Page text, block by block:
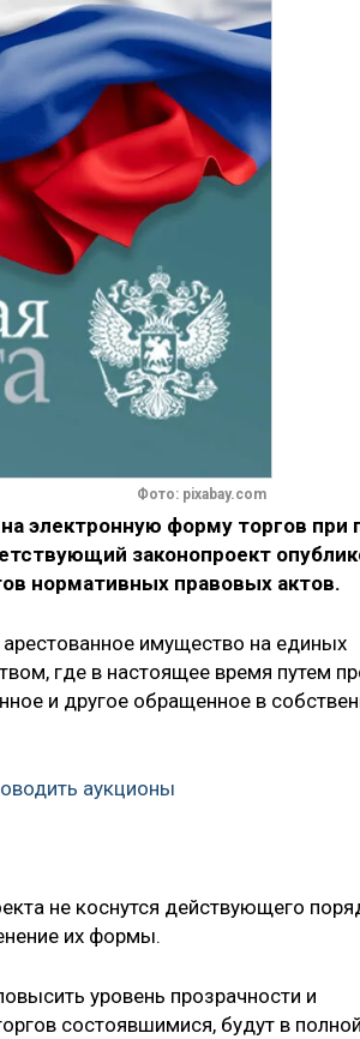
Фото: pixabay.com
электронную форму торгов при
законопроект
нормативных правовых актов.
имущество на единых
где в настоящее время путем
и другое обращенное в
аукционы
не коснутся действующего
их формы.
уровень прозрачности ‎и
состоявшимися, будут ‎в